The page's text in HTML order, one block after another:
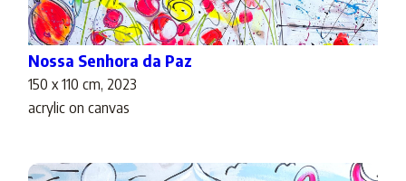
Nossa Senhora da Paz
150 x 110 cm, 2023
acrylic on canvas